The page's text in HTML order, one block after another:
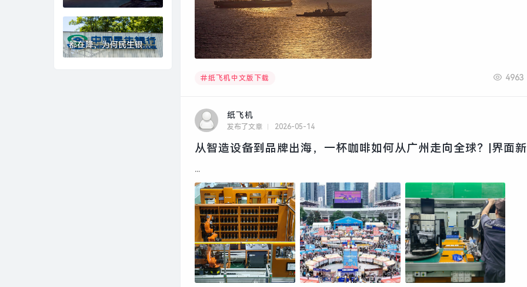
纸飞机中文版下载 4963
纸飞机
发布了文章 2026-05-14
从智造设备到品牌出海，一杯咖啡如何从广州走向全球？|界面
...
酋迪拜道路测试|界面新
闻 · 快讯
都在降，为何民生银行
净息差逆势上行？|界面